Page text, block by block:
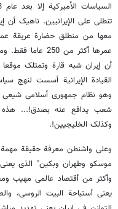
تنطلی على الإیرانیین. ناهیک أن
أن إیران شبه قارة وتمتلک موقعا
القیادة الإیرانیة أسست لنهج
وهو نظام جمهوری أسلامی
شعب یدافع عنه بصدق!... هذه
وکذلک الخلیجیین!.
وعلى واشنطن معرفة حقیقة مهمة
موسکو وطهران وبکین" الذی
وأکثر من أقتصاد عالمی مهیب
یعنی أستباحة البیت الروسی،